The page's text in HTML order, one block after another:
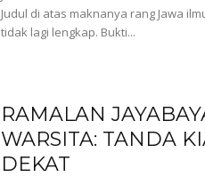
Judul di atas maknanya rang Jawa
tidak lagi lengkap. Bukti...
RAMALAN
WARSITA: TANDA
DEKAT